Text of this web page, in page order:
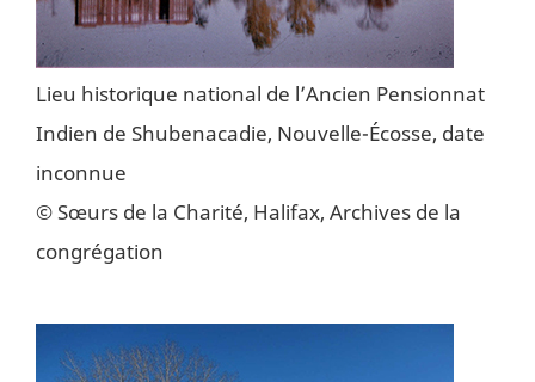
Lieu historique national de l’Ancien Pensionnat
Indien de Shubenacadie, Nouvelle-Écosse, date
inconnue
© Sœurs de la Charité, Halifax, Archives de la
congrégation